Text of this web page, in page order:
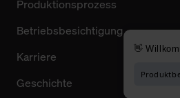
Produktionsprozess
Betriebsbesichtigung
Karriere
Geschichte